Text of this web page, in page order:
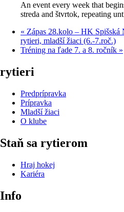
An event every week that
streda and štvrtok, repeating
« Zápas 28.kolo – HK
rytieri, mladší žiaci (6.-7.roč.)
Tréning na ľade 7. a 8. ročník »
rytieri
Predprípravka
Prípravka
Mladší žiaci
O klube
Staň sa rytierom
Hraj hokej
Kariéra
Info